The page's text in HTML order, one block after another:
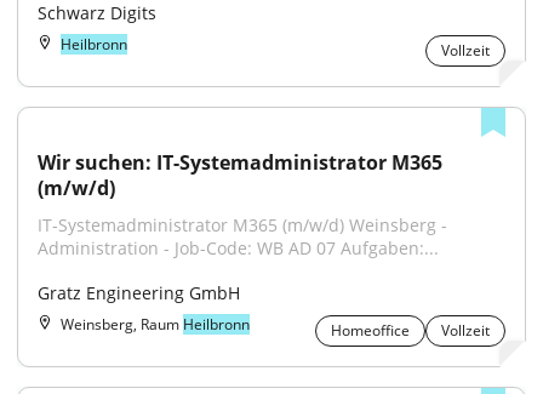
Schwarz Digits
Heilbronn Vollzeit
Wir suchen: IT-Systemadministrator M365
(m/w/d)
IT-Systemadministrator M365 (m/w/d) Weinsberg -
Administration - Job-Code: WB AD 07 Aufgaben:...
Gratz Engineering GmbH
Weinsberg, Raum Heilbronn Homeoffice Vollzeit